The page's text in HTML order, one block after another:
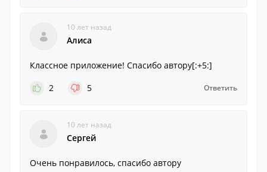
10 лет назад
Алиса
Классное приложение! Спасибо автору[:+5:]
2
5 Ответить
10 лет назад
Сергей
Очень понравилось, спасибо автору